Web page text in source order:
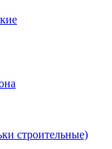
строительные)